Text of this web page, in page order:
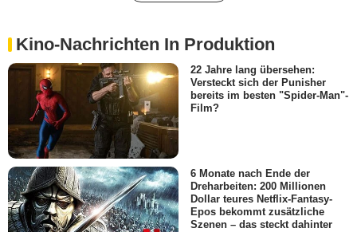
Kino-Nachrichten In Produktion
22 Jahre lang übersehen:
Versteckt sich der Punisher
bereits im besten "Spider-Man"-
Film?
6 Monate nach Ende der
Dreharbeiten: 200 Millionen
Dollar teures Netflix-Fantasy-
Epos bekommt zusätzliche
Szenen – das steckt dahinter